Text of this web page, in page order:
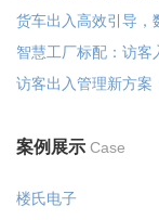
货车出入高效引导，
智慧工厂标配：访客
访客出入管理新方案
案例展示 Case
楼氏电子